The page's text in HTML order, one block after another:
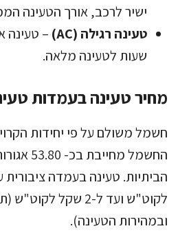
ישיר לרכב, אורך הטעינה הממוצע
טעינה רגילה (AC)
שעות לטעינה מלאה.
מחיר טעינה בעמדות
חשמל משולם על פי יחידות
החשמל
לקוט"ש ועד ל-2 שקל
ובמהירות הטעינה).